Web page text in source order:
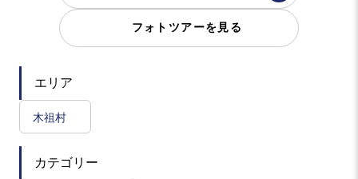
フォトツアーを見る
エリア
木祖村
カテゴリー